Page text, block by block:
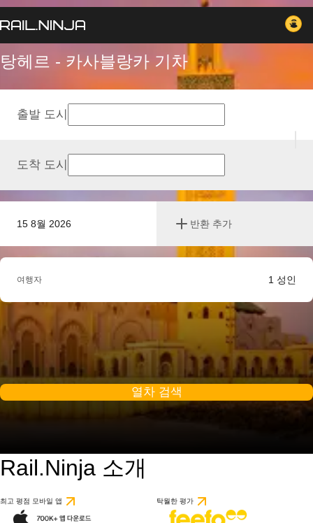
탕헤르 - 카사블랑카 기차
15 8월 2026 반환 추가
출발 도시
도착 도시
여행자 1 성인
열차 검색
Rail.Ninja 소개
최고 평점 모바일 앱 탁월한 평가